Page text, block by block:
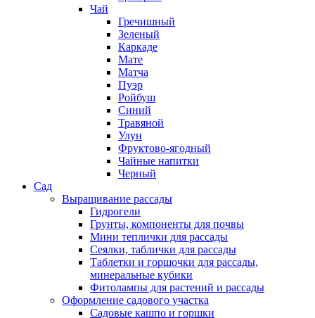
Чай
Гречишный
Зеленый
Каркаде
Мате
Матча
Пуэр
Ройбуш
Синий
Травяной
Улун
Фруктово-ягодный
Чайные напитки
Черный
Сад
Выращивание рассады
Гидрогели
Грунты, компоненты для почвы
Мини теплички для рассады
Сеялки, таблички для рассады
Таблетки и горшочки для рассады,
минеральные кубики
Фитолампы для растений и рассады
Оформление садового участка
Садовые кашпо и горшки